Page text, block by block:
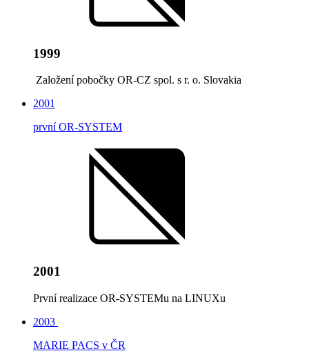
1999
Založení pobočky OR-CZ spol. s r. o. Slovakia
2001
první OR-SYSTEM
2001
První realizace OR-SYSTEMu na LINUXu
2003
MARIE PACS v ČR